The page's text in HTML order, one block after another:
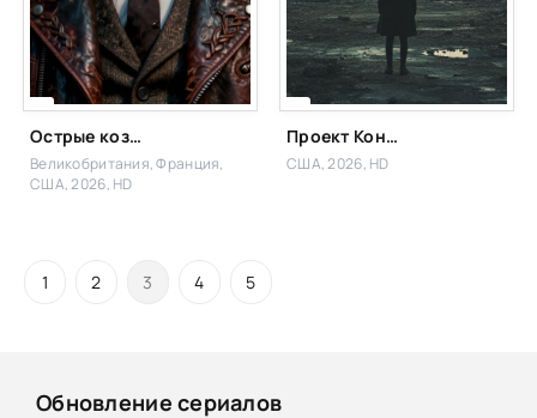
Острые козырьки: Бессмертный человек
Великобритания, Франция,
США, 2026, HD
Проект Конец света 2026
США, 2026, HD
1 2 3 4 5
Обновление сериалов